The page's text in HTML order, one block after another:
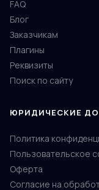
FAQ
Блог
Заказчикам
Плагины
Реквизиты
Поиск по сайту
ЮРИДИЧЕСКИЕ
Политика
Пользовательское
Оферта
Согласие на